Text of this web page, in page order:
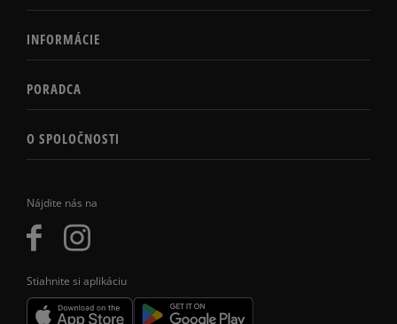
Nájdite nás na
Stiahnite si aplikáciu
INFORMÁCIE
PORADCA
O SPOLOČNOSTI